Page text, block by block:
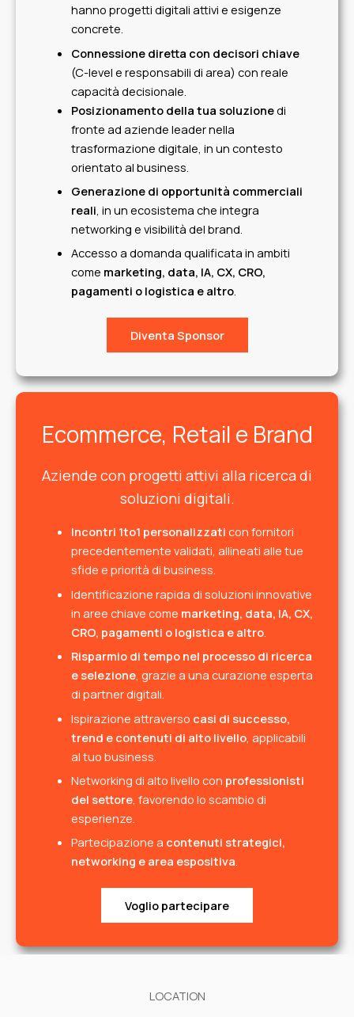
hanno progetti digitali attivi e esigenze
concrete.
Connessione diretta con decisori chiave
(C-level e responsabili di area) con reale
capacità decisionale.
Posizionamento della tua soluzionedi
fronte ad aziende leader nella
trasformazione digitale, in un contesto
orientato al business.
Generazione di opportunità commerciali
reali, in un ecosistema che integra
networking e visibilità del brand.
Accesso a domanda qualificata in ambiti
come marketing, data, IA, CX, CRO,
pagamenti o logistica e altro.
Diventa Sponsor
Ecommerce, Retail e Brand
Aziende con progetti attivi alla ricerca di
soluzioni digitali.
Incontri 1to1 personalizzati con fornitori
precedentemente validati, allineati alle tue
sfide e priorità di business.
Identificazione rapida di soluzioni innovative
in aree chiave come marketing, data, IA, CX,
CRO, pagamenti o logistica e altro
Risparmio di tempo nel processo di ricerca
e selezione, grazie a una curazione esperta
di partner digitali.
Ispirazione attraverso casi di successo,
trend e contenuti di alto livello , applicabili
al tuo business.
Networking di alto livello con professionisti
del settore , favorendo lo scambio di
esperienze.
Partecipazione a contenuti strategici,
networking e area espositiva.
Voglio partecipare
LOCATION